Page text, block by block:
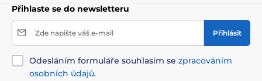
Přihlaste se do newsletteru
Zde napište váš e-mail Přihlásit
Odesláním formuláře souhlasím se zpracováním
osobních údajů.